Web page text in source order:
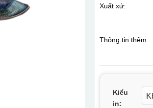
Xuất xứ:
Thông tin thêm:
Kiểu
in: